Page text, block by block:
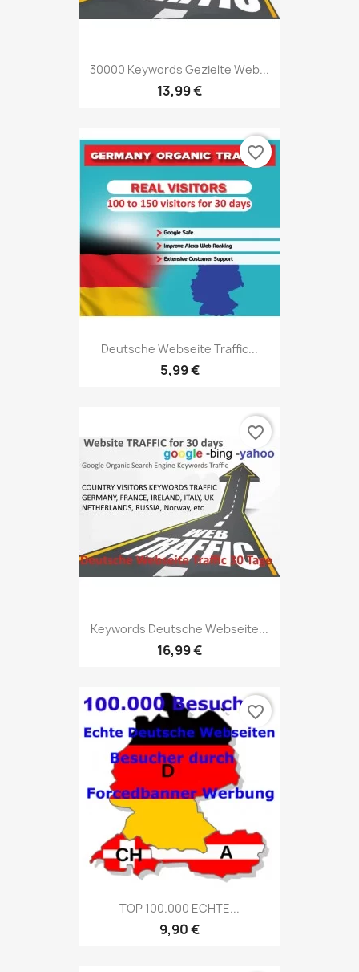
30000 Keywords Gezielte Web...
13,99 €
Deutsche Webseite Traffic...
5,99 €
favorite_border
Keywords Deutsche Webseite...
16,99 €
favorite_border
TOP 100.000 ECHTE...
9,90 €
favorite_border